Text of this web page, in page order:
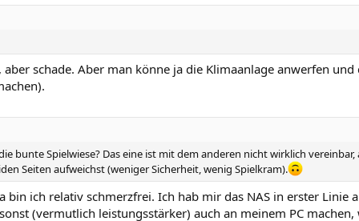
schade. Aber man könne ja die Klimaanlage anwerfen und
bunte Spielwiese? Das eine ist mit dem anderen nicht wirklich
Seiten aufweichst (weniger Sicherheit, wenig Spielkram).
ich relativ schmerzfrei. Ich hab mir das NAS in erster Linie
(vermutlich leistungsstärker) auch an meinem PC